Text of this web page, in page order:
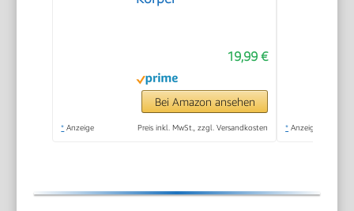
19,99 €
Bei Amazon ansehen
* Anzeige Preis inkl. MwSt., zzgl. Versandkosten * Anzeige